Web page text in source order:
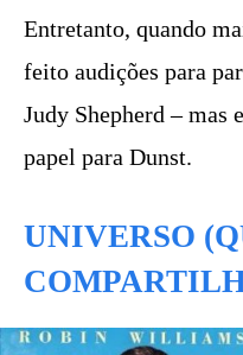
Entretanto, quando
feito audições para
Judy Shepherd – mas
papel para Dunst.
UNIVERSO